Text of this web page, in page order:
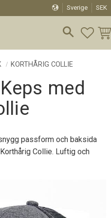
Sverige SEK
KORTHÅRIG COLLIE
med
passform och baksida
Collie. Luftig och